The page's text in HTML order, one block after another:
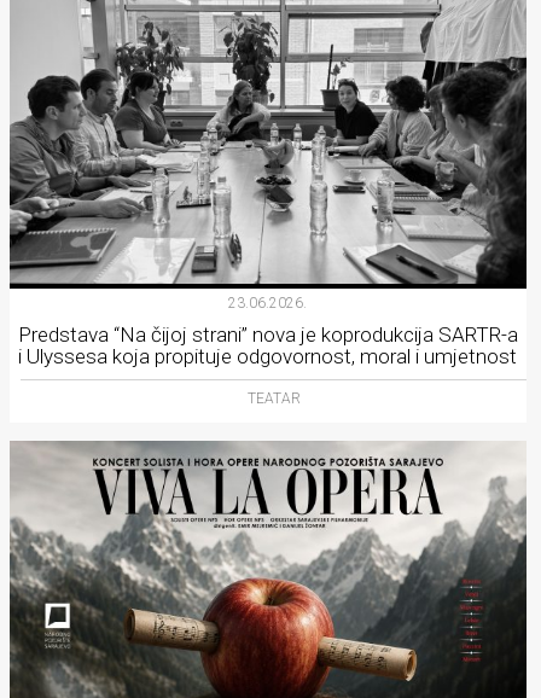
23.06.2026.
Predstava “Na čijoj strani” nova je koprodukcija SARTR-a
i Ulyssesa koja propituje odgovornost, moral i umjetnost
TEATAR